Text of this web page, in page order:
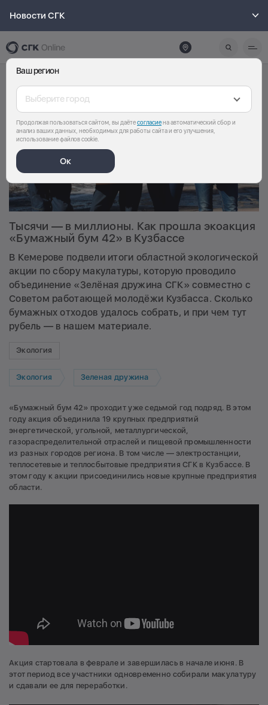
Новости СГК
Ваш регион
Выберите город
Продолжая пользоваться сайтом, вы даётесогласиена автоматический сбор и
анализ ваших данных, необходимых для работы сайта и его улучшения,
использование файлов cookie.
Ок
Тысячи — в миллионы. Как прошла экоакция
«Бумажный бум 42» в Кузбассе
В Кемерове подвели итоги областной экологической
акции по сбору макулатуры, которую проводило
объединение «Зелёная дружина СГК» совместно с
Советом работающей молодёжи Кузбасса. Сколько
бумажных отходов удалось собрать, и при чем тут
рубель — в нашем материале.
Экология
Экология Зеленая дружина
«Бумажный бум 42» проходит уже седьмой год подряд. В этом
году акция объединила 19 крупных предприятий
энергетической, угольной, металлургической,
газораспределительной отраслей и пищевой промышленности
из разных городов региона. В том числе — электростанции,
теплосетевые и теплосбытовые предприятия СГК в Кузбассе. В
этом году к акции присоединились новые крупные предприятия
области.
Акция стартовала в феврале и завершилась в начале июня. В
этот период все участники одновременно собирали макулатуру
и сдавали ее для переработки.